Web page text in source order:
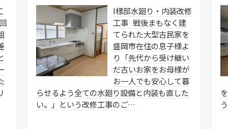
I様邸水廻り・内装改修
工事 戦後まもなく建
てられた大型古民家を
盛岡市在住の息子様よ
り「先代から受け継い
だ古いお家をお母様が
お一人でも安心して暮
らせるよう全ての水廻り設備と内装も直した
い。」という改修工事のご…